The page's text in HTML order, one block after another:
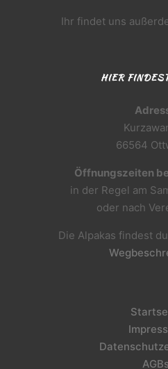
Ihr findet uns
HIER
66564
Öffnungszeiten
in der Regel am
oder nach
Die Alpakas findest
AGBs